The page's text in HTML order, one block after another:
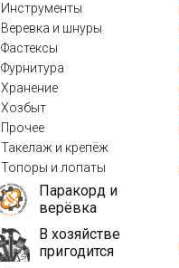
Инструменты
Веревка и шнуры
Фастексы
Фурнитура
Хранение
Хозбыт
Прочее
Такелаж и крепёж
Топоры и лопаты
Паракорд и
верёвка
В хозяйстве
пригодится